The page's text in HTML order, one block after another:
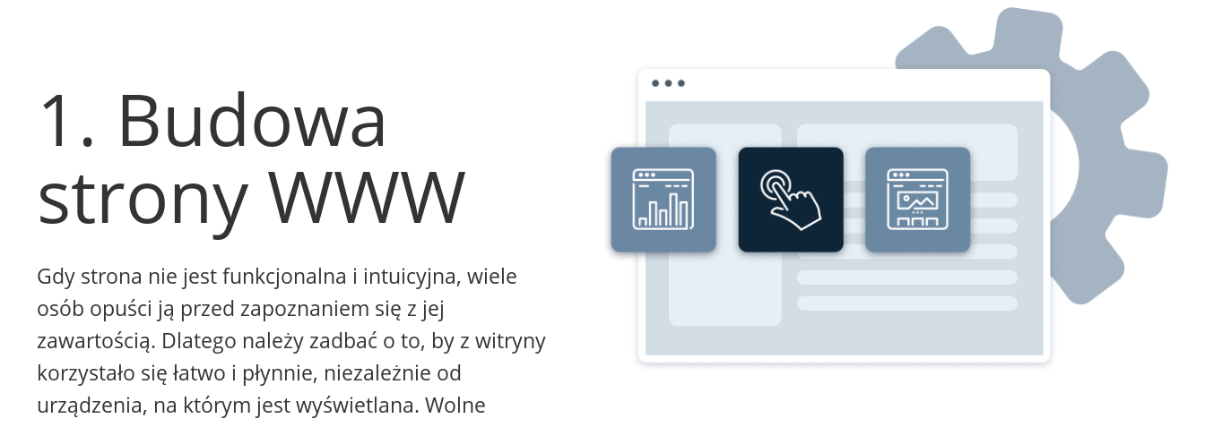
1. Budowa
strony WWW
Gdy strona nie jest funkcjonalna i intuicyjna, wiele
osób opuści ją przed zapoznaniem się z jej
zawartością. Dlatego należy zadbać o to, by z witryny
korzystało się łatwo i płynnie, niezależnie od
urządzenia, na którym jest wyświetlana. Wolne